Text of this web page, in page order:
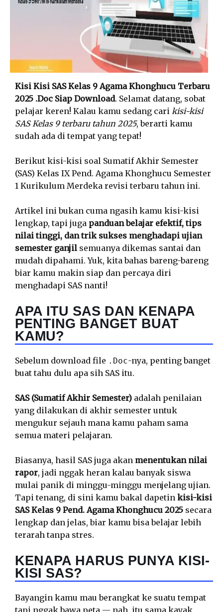
Kisi Kisi SAS Kelas 9 Agama Khonghucu Terbaru
2025 .Doc Siap Download. Selamat datang, sobat
pelajar keren! Kalau kamu sedang cari kisi-kisi
SAS Kelas 9 terbaru tahun 2025, berarti kamu
sudah ada di tempat yang tepat!
Berikut kisi-kisi soal Sumatif Akhir Semester
(SAS) Kelas IX Pend. Agama Khonghucu Semester
1 Kurikulum Merdeka revisi terbaru tahun ini.
Artikel ini bukan cuma ngasih kamu kisi-kisi
lengkap, tapi juga panduan belajar efektif, tips
nilai tinggi, dan trik sukses menghadapi ujian
semester ganjil semuanya dikemas santai dan
mudah dipahami. Yuk, kita bahas bareng-bareng
biar kamu makin siap dan percaya diri
menghadapi SAS nanti!
APA ITU SAS DAN KENAPA
PENTING BANGET BUAT
KAMU?
Sebelum download file .Doc-nya, penting banget
buat tahu dulu apa sih SAS itu.
SAS (Sumatif Akhir Semester) adalah penilaian
yang dilakukan di akhir semester untuk
mengukur sejauh mana kamu paham sama
semua materi pelajaran.
Biasanya, hasil SAS juga akan menentukan nilai
rapor, jadi nggak heran kalau banyak siswa
mulai panik di minggu-minggu menjelang ujian.
Tapi tenang, di sini kamu bakal dapetin kisi-kisi
SAS Kelas 9 Pend. Agama Khonghucu 2025 secara
lengkap dan jelas, biar kamu bisa belajar lebih
terarah tanpa stres.
KENAPA HARUS PUNYA KISI-
KISI SAS?
Bayangin kamu mau berangkat ke suatu tempat
tapi nggak bawa peta — nah, itu sama kayak